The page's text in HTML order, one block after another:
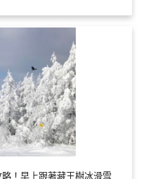
！早上跟著藏王樹冰滑雪